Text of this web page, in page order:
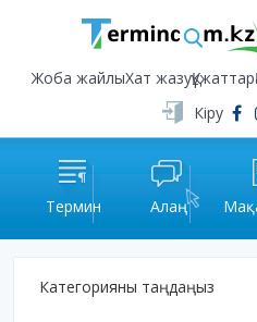
Жоба жайлыХат жазуҚұжаттар
Кіру
Термин Алаң
Категорияны таңдаңыз